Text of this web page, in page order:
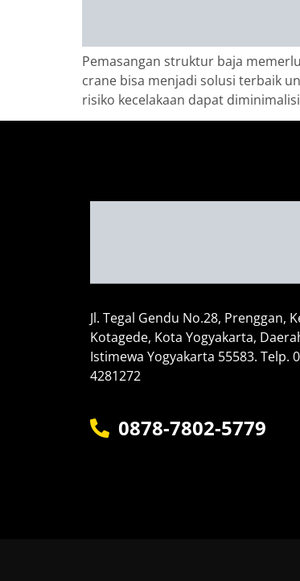
Pemasangan struktur baja
crane bisa menjadi solusi terbaik
risiko kecelakaan dapat
Jl. Tegal Gendu No.28, Prenggan,
Kotagede, Kota Yogyakarta,
Istimewa Yogyakarta 55583. Telp.
4281272
0878-7802-5779